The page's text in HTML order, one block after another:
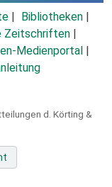
Bibliotheken
Zeitschriften
Medienportal
d. Körting &